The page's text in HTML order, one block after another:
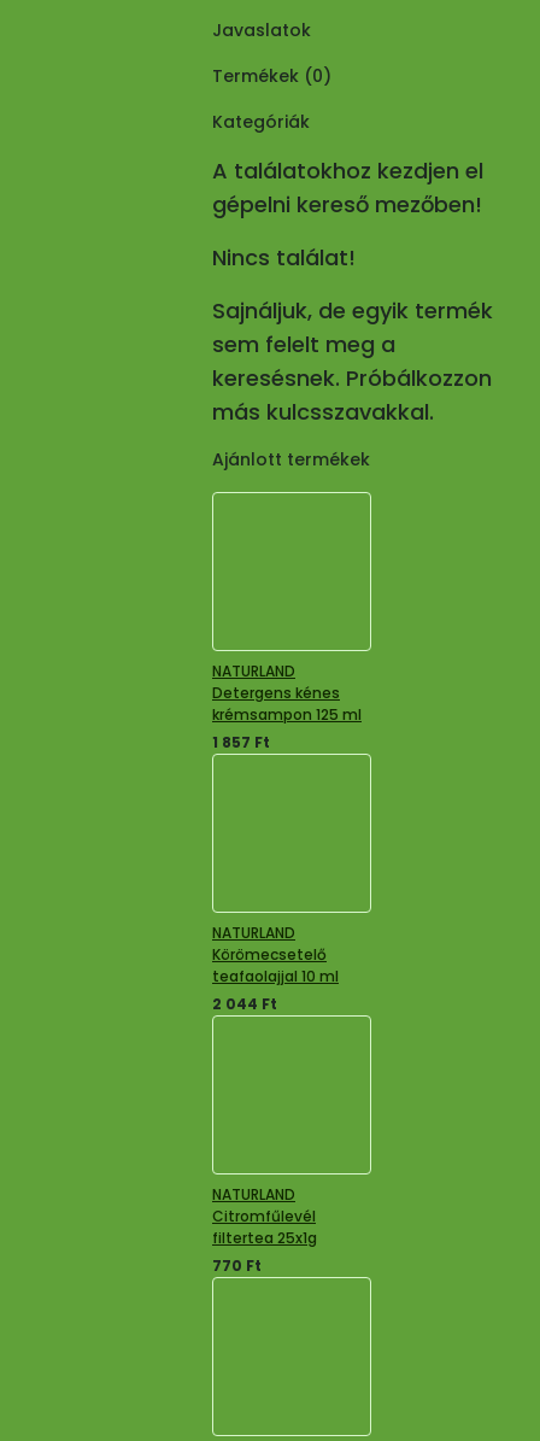
Javaslatok
Termékek (0)
Kategóriák
A találatokhoz kezdjen el
gépelni kereső mezőben!
Nincs találat!
Sajnáljuk, de egyik termék
sem felelt meg a
keresésnek. Próbálkozzon
más kulcsszavakkal.
Ajánlott termékek
NATURLAND
Detergens kénes
krémsampon 125 ml
1 857 Ft
NATURLAND
Körömecsetelő
teafaolajjal 10 ml
2 044 Ft
NATURLAND
Citromfűlevél
filtertea 25x1g
770 Ft